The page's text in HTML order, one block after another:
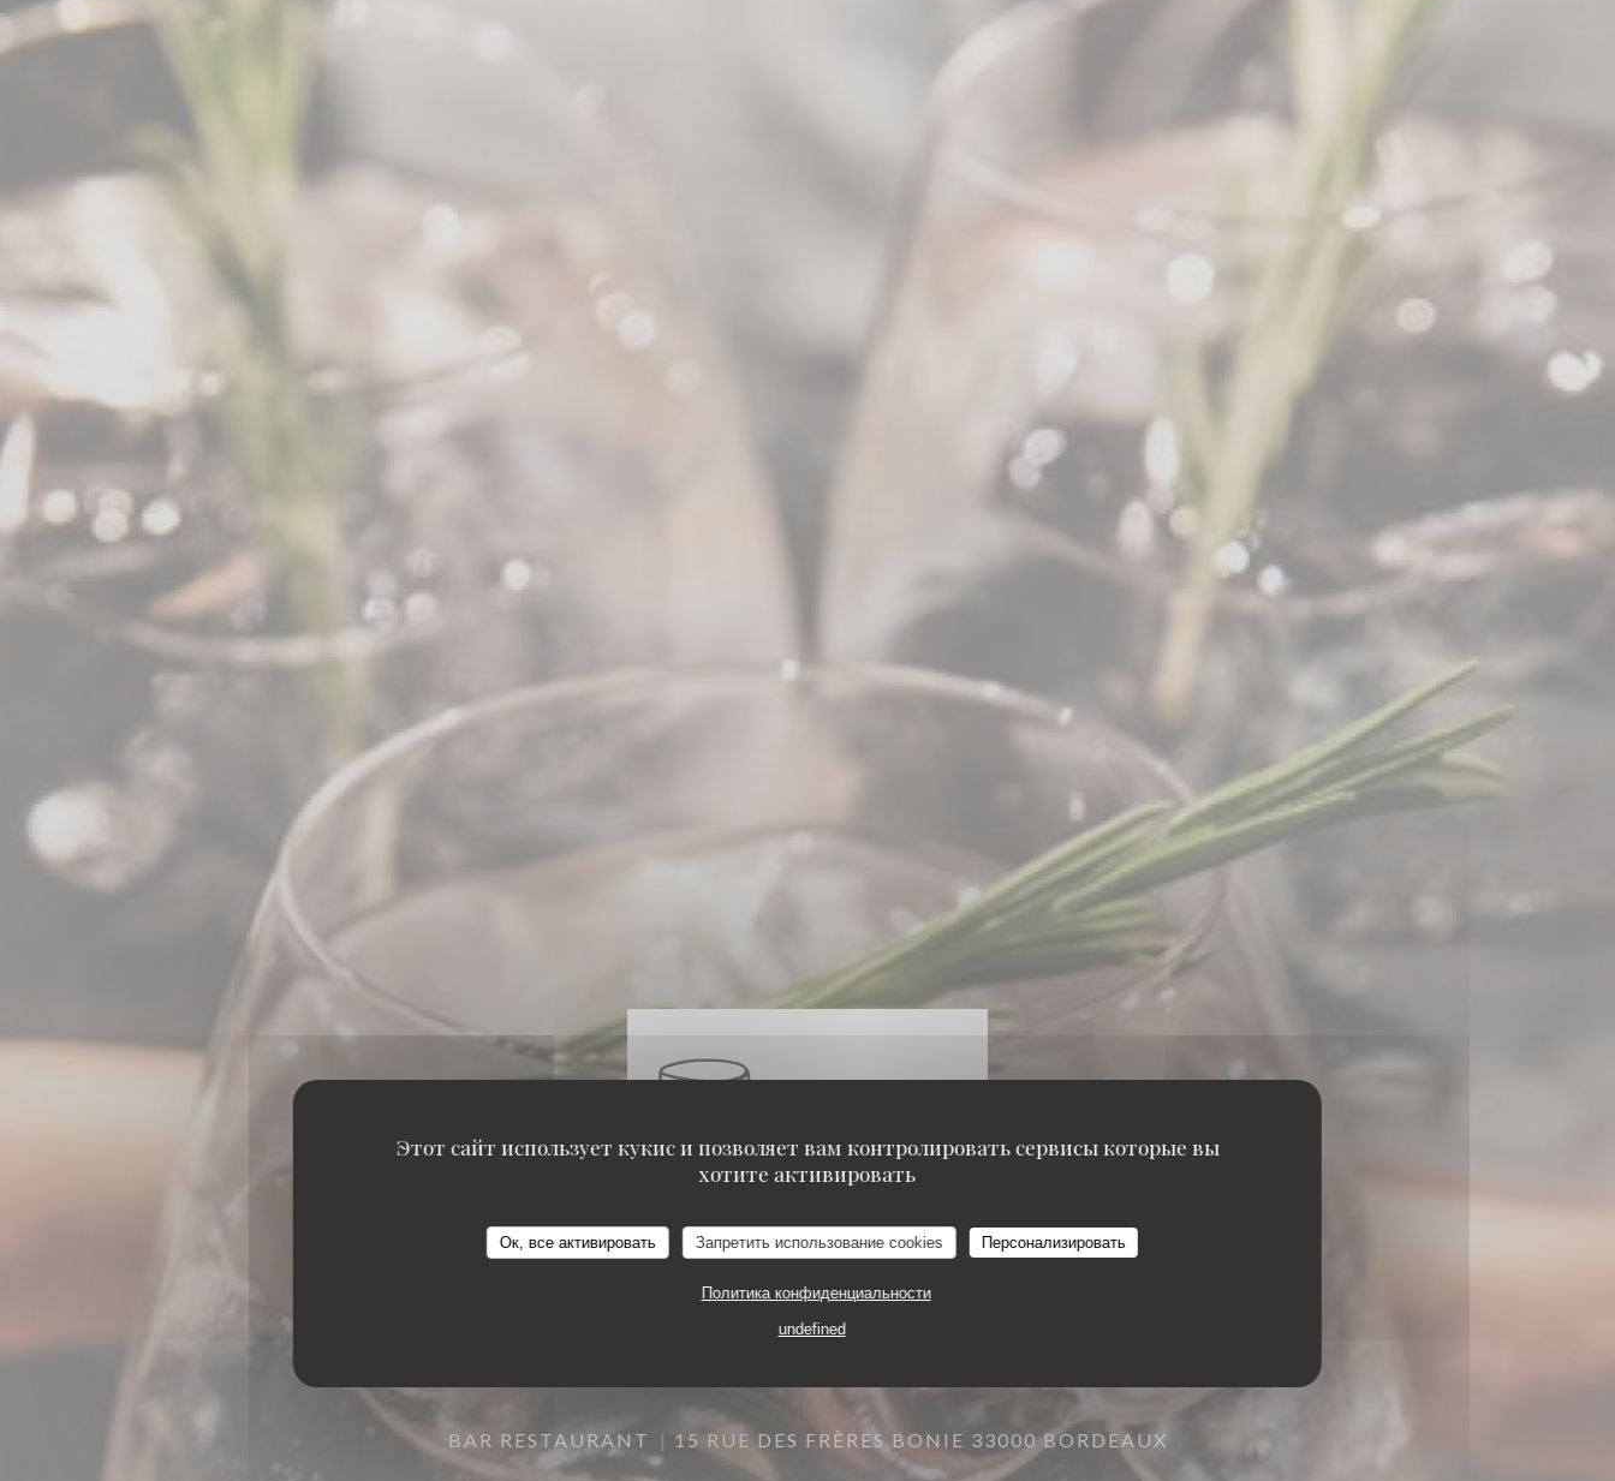
Этот сайт использует кукис и позволяет вам контролировать сервисы которые вы
хотите активировать
Ок, все активировать Запретить использование cookies Персонализировать
Политика конфиденциальности
undefined
BAR RESTAURANT 15 RUE DES FRÈRES BONIE 33000 BORDEAUX